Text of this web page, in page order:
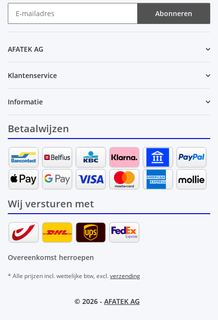
Abonneren
AFATEK AG
Klantenservice
Informatie
Betaalwijzen
Wij versturen met
Overeenkomst herroepen
* Alle prijzen incl. wettelijke btw, excl.verzending
© 2026 - AFATEK AG